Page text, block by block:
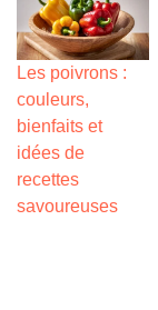
Les poivrons :
couleurs,
bienfaits et
idées de
recettes
savoureuses